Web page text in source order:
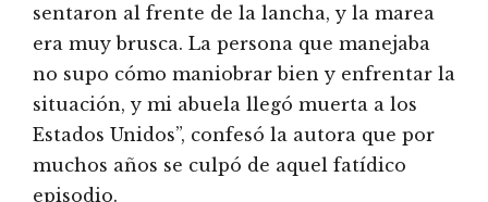
sentaron al frente de la lancha, y la marea
era muy brusca. La persona que manejaba
no supo cómo maniobrar bien y enfrentar la
situación, y mi abuela llegó muerta a los
Estados Unidos”, confesó la autora que por
muchos años se culpó de aquel fatídico
episodio.